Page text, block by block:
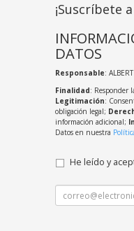
¡Suscríbete
DATOS
Responsable:
Finalidad: Responder
Legitimación:
obligación legal;
información adicional;
Datos en nuestra
He leído y